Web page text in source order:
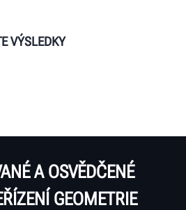
VÝSLEDKY
A OSVĚDČENÉ
GEOMETRIE